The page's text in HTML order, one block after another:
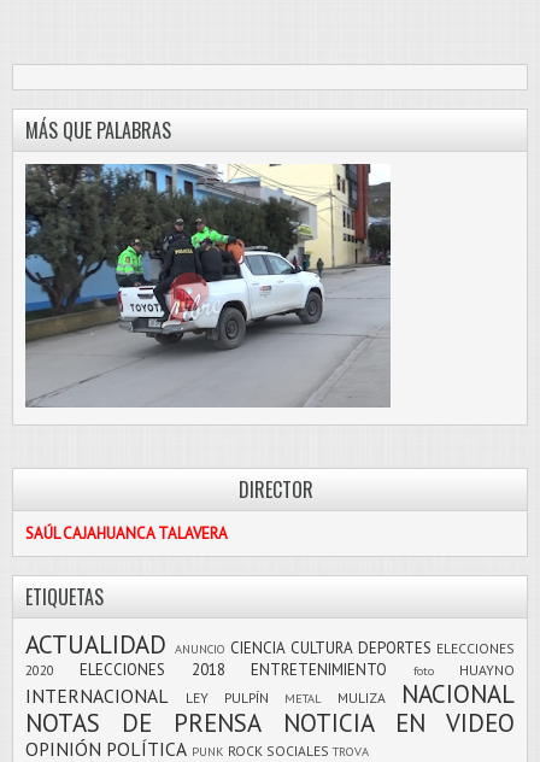
MÁS QUE PALABRAS
DIRECTOR
SAÚL CAJAHUANCA TALAVERA
ETIQUETAS
ACTUALIDAD ANUNCIO CIENCIA CULTURA DEPORTES ELECCIONES
2020
ELECCIONES 2018 ENTRETENIMIENTO foto HUAYNO
INTERNACIONAL LEY PULPÍN METAL MULIZA
NACIONAL
NOTAS DE PRENSA
NOTICIA EN VIDEO
OPINIÓN POLÍTICA PUNK ROCK SOCIALES TROVA